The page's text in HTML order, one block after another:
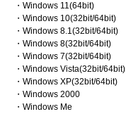
・Windows 11(64bit)
・Windows 10(32bit/64bit)
・Windows 8.1(32bit/64bit)
・Windows 8(32bit/64bit)
・Windows 7(32bit/64bit)
・Windows Vista(32bit/64bit)
・Windows XP(32bit/64bit)
・Windows 2000
・Windows Me